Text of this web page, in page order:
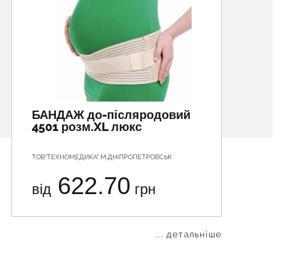
БАНДАЖ до-післяродовий
4501 розм.XL люкс
ТОВ"ТЕХНОМЕДИКА" М.ДНІПРОПЕТРОВСЬК
від 622.70 грн
... детальніше